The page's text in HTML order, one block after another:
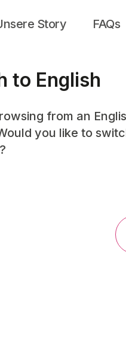
Story FAQs
to English
from an
you like to